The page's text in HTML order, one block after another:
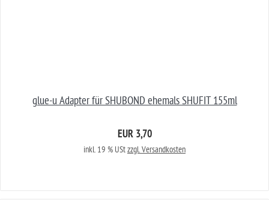
glue-u Adapter für SHUBOND ehemals SHUFIT 155ml
EUR 3,70
inkl. 19 % UStzzgl. Versandkosten